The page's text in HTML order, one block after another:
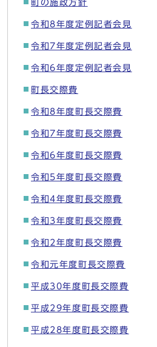
町の施政方針
令和8年度定例記者会見
令和7年度定例記者会見
令和6年度定例記者会見
町長交際費
令和8年度町長交際費
令和7年度町長交際費
令和6年度町長交際費
令和5年度町長交際費
令和4年度町長交際費
令和3年度町長交際費
令和2年度町長交際費
令和元年度町長交際費
平成30年度町長交際費
平成29年度町長交際費
平成28年度町長交際費